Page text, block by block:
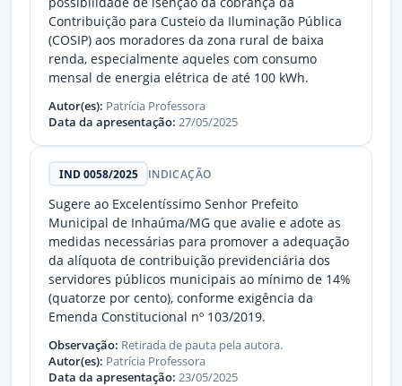
Contribuição para Custeio da Iluminação Pública
(COSIP) aos moradores da zona rural de baixa
renda, especialmente aqueles com consumo
mensal de energia elétrica de até 100 kWh.
Autor(es): Patrícia Professora
Data da apresentação: 27/05/2025
IND 0058/2025 INDICAÇÃO
Sugere ao Excelentíssimo Senhor Prefeito
Municipal de Inhaúma/MG que avalie e adote as
medidas necessárias para promover a adequação
da alíquota de contribuição previdenciária dos
servidores públicos municipais ao mínimo de 14%
(quatorze por cento), conforme exigência da
Emenda Constitucional nº 103/2019.
Observação: Retirada de pauta pela autora.
Autor(es): Patrícia Professora
Data da apresentação: 23/05/2025